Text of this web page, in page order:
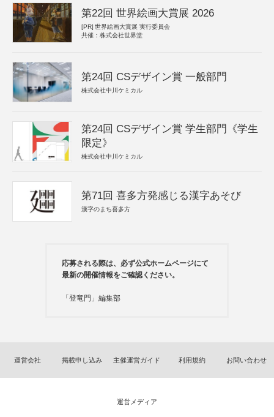
第22回 世界絵画大賞展 2026
[PR] 世界絵画大賞展 実行委員会
共催：株式会社世界堂
第24回 CSデザイン賞 一般部門
株式会社中川ケミカル
第24回 CSデザイン賞 学生部門《学生
限定》
株式会社中川ケミカル
第71回 喜多方発感じる漢字あそび
漢字のまち喜多方
応募される際は、必ず公式ホームページにて
最新の開催情報をご確認ください。
「登竜門」編集部
運営会社 掲載申し込み 主催運営ガイド 利用規約 お問い合わせ
運営メディア